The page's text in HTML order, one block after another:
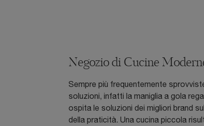
Negozio di Cucine
Sempre più frequentemente
soluzioni, infatti la maniglia a gola
ospita le soluzioni dei migliori brand
della praticità. Una cucina piccola